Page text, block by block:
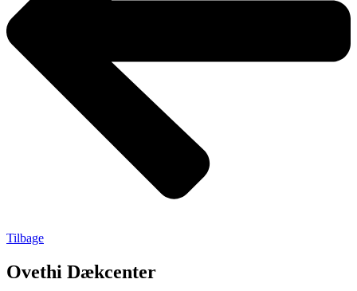
Tilbage
Ovethi Dækcenter